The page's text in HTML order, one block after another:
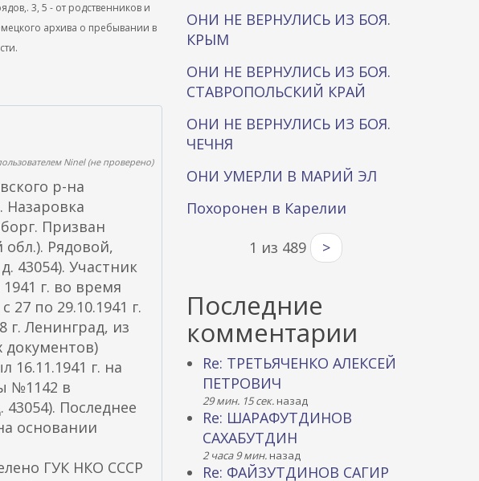
3, 5 - от родственников и
архива о пребывании в
Ninel (не проверено)
р-на
Призван
Рядовой,
43054). Участник
г. во время
27 по 29.10.1941 г.
г. Ленинград, из
документов)
г. на
№1142 в
Последнее
основании
ГУК НКО СССР
ОНИ НЕ ВЕРНУЛИСЬ ИЗ БОЯ.
КРЫМ
ОНИ НЕ ВЕРНУЛИСЬ ИЗ БОЯ.
СТАВРОПОЛЬСКИЙ КРАЙ
ОНИ НЕ ВЕРНУЛИСЬ ИЗ БОЯ.
ЧЕЧНЯ
ОНИ УМЕРЛИ В МАРИЙ ЭЛ
Похоронен в Карелии
1 из 489 >
Последние
комментарии
Re: ТРЕТЬЯЧЕНКО АЛЕКСЕЙ
ПЕТРОВИЧ
29 мин. 15 сек.назад
Re: ШАРАФУТДИНОВ
САХАБУТДИН
2 часа 9 мин.назад
Re: ФАЙЗУТДИНОВ САГИР